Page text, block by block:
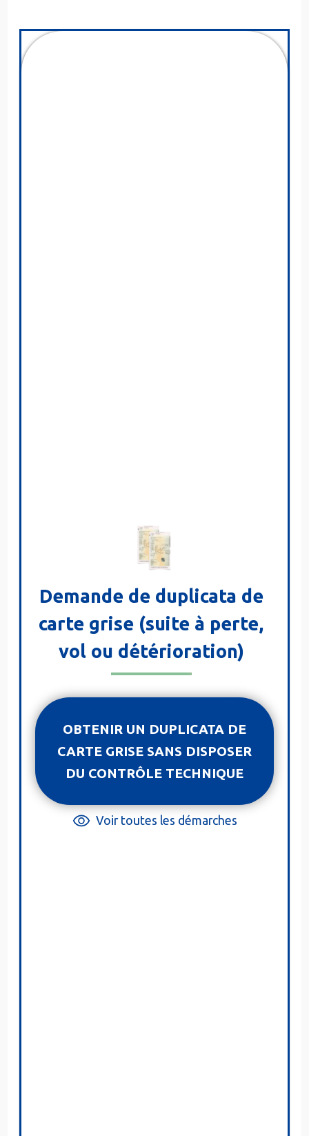
Demande de duplicata de
carte grise (suite à perte,
vol ou détérioration)
OBTENIR UN DUPLICATA DE
CARTE GRISE SANS DISPOSER
DU CONTRÔLE TECHNIQUE
Voir toutes les démarches